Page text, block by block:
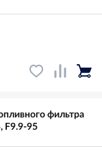
фильтра
F9.9-95